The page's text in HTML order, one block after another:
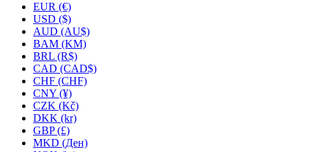
EUR (€)
USD ($)
AUD (AU$)
BAM (KM)
BRL (R$)
CAD (CAD$)
CHF (CHF)
CNY (¥)
CZK (Kč)
DKK (kr)
GBP (£)
MKD (Ден)